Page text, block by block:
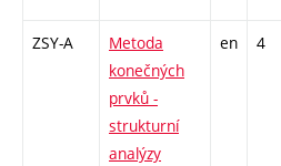
ZSY-A
Metoda
konečných
prvků -
strukturní
analýzy
en 4